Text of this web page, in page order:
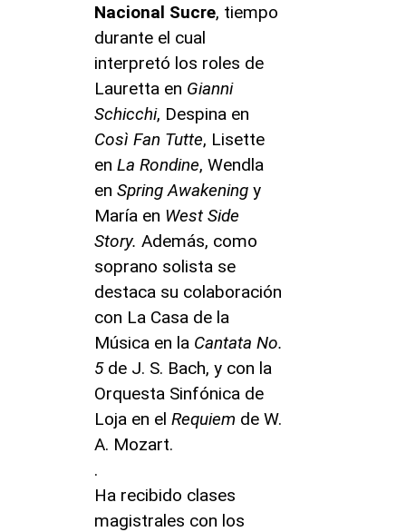
Nacional Sucre, tiempo
durante el cual
interpretó los roles de
Lauretta en Gianni
Schicchi, Despina en
Così Fan Tutte, Lisette
en La Rondine, Wendla
en Spring Awakening y
María en West Side
Story. Además, como
soprano solista se
destaca su colaboración
con La Casa de la
Música en la Cantata No.
5de J. S. Bach, y con la
Orquesta Sinfónica de
Loja en el Requiem de W.
A. Mozart.
.
Ha recibido clases
magistrales con los